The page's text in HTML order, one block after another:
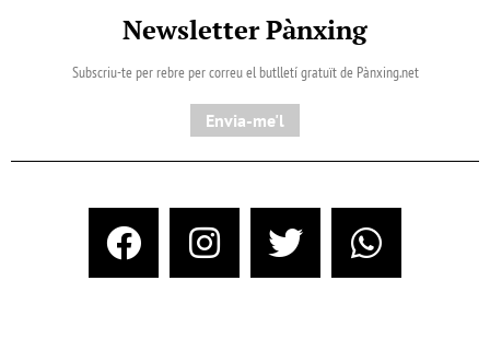
Newsletter Pànxing
Subscriu-te per rebre per correu el butlletí gratuït de Pànxing.net​
Envia-me'l